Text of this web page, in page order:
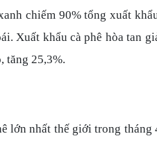
chiếm 90% tổng xuất
Xuất khẩu cà phê hòa tan
tăng 25,3%.
lớn nhất thế giới trong